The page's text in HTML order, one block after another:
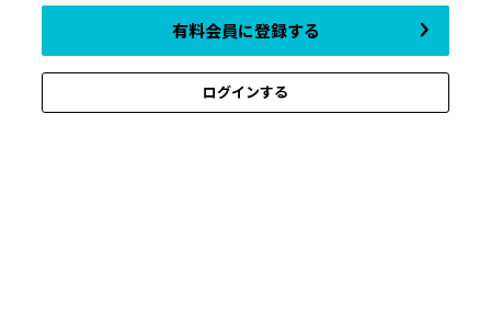
有料会員に登録する
ログインする